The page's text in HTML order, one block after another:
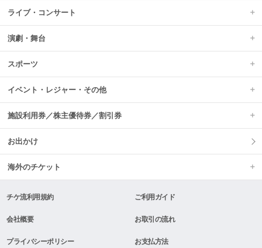
ライブ・コンサート
演劇・舞台
スポーツ
イベント・レジャー・その他
施設利用券／株主優待券／割引券
お出かけ
海外のチケット
チケ流利用規約 ご利用ガイド
会社概要 お取引の流れ
プライバシーポリシー お支払方法